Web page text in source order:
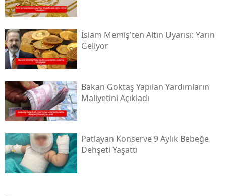
İslam Memiş'ten Altın Uyarısı: Yarın
Geliyor
Bakan Göktaş Yapılan Yardımların
Maliyetini Açıkladı
Patlayan Konserve 9 Aylık Bebeğe
Dehşeti Yaşattı